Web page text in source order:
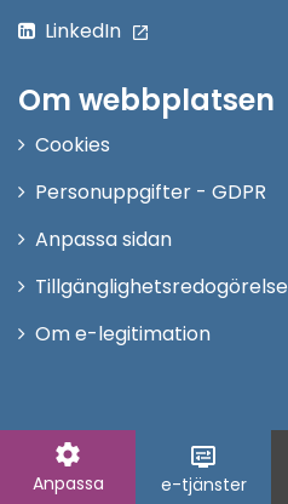
settings
Anpassa
display_settings
e-tjänster
LinkedIn
Om webbplatsen
Cookies
Personuppgifter - GDPR
Anpassa sidan
Tillgänglighetsredogörelse
Om e-legitimation